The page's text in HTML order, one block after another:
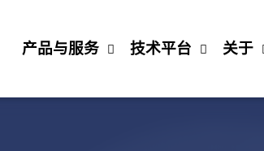
技术平台 关于 资料中心